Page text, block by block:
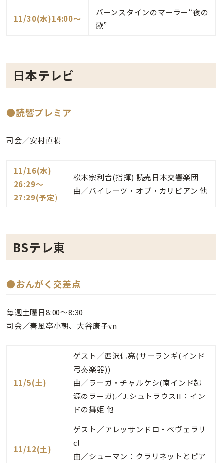
11/30(水)14:00〜
バーンスタインのマーラー“夜の
歌”
日本テレビ
●読響プレミア
司会／安村直樹
11/16(水)
26:29〜
27:29(予定)
松本宗利音(指揮) 読売日本交響楽団
曲／パイレーツ・オブ・カリビアン 他
BSテレ東
●おんがく交差点
毎週土曜日8:00～8:30
司会／春風亭小朝、大谷康子vn
11/5(土)
ゲスト／西沢信亮(サーランギ(インド
弓奏楽器))
曲／ラーガ・チャルケシ(南インド起
源のラーガ)／J.シュトラウスII：イン
ドの舞姫 他
11/12(土)
ゲスト／アレッサンドロ・ベヴェラリ
cl
曲／シューマン：クラリネットとピア